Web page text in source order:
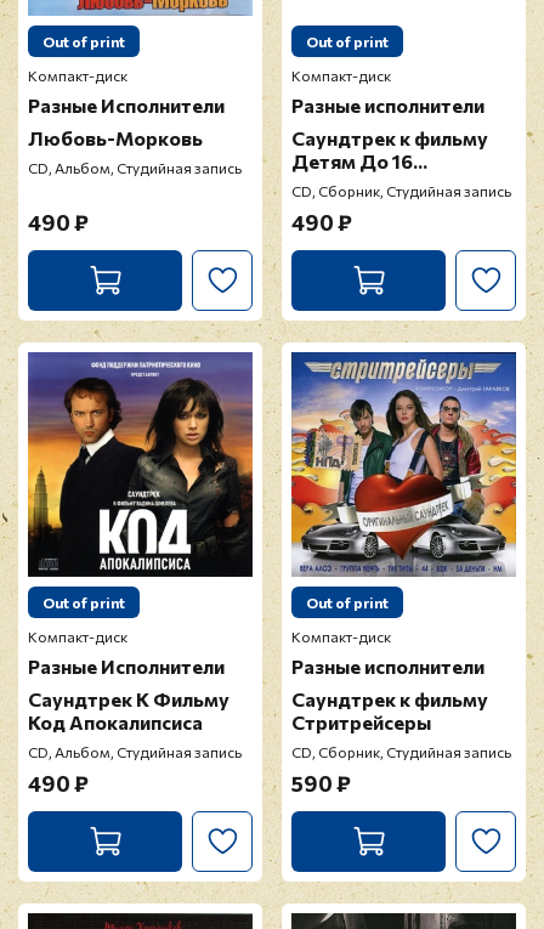
Out of print
Компакт-диск
Разные Исполнители
Любовь-Морковь
CD, Альбом, Студийная запись
490 ₽
Out of print
Компакт-диск
Разные исполнители
Саундтрек к фильму
Детям До 16...
CD, Сборник, Студийная запись
490 ₽
Out of print
Компакт-диск
Разные Исполнители
Саундтрек К Фильму
Код Апокалипсиса
CD, Альбом, Студийная запись
490 ₽
Out of print
Компакт-диск
Разные исполнители
Саундтрек к фильму
Стритрейсеры
CD, Сборник, Студийная запись
590 ₽